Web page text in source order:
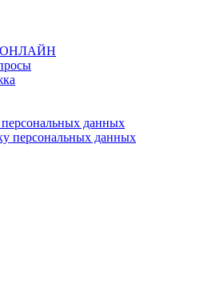
ОНЛАЙН
данных
персональных данных